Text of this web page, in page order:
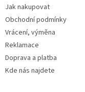
Jak nakupovat
Obchodní podmínky
Vrácení, výměna
Reklamace
Doprava a platba
Kde nás najdete